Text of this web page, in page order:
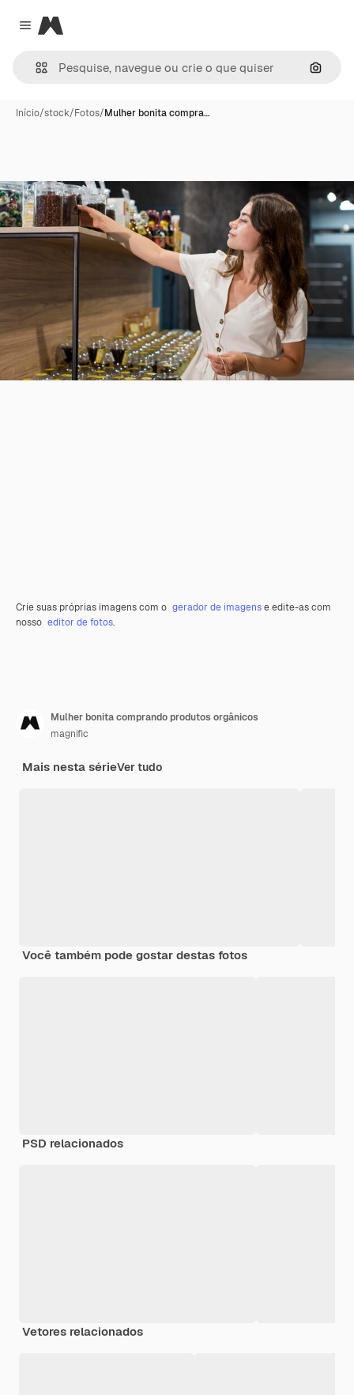
Close menu
Magnific
Início/stock/Fotos/Mulher bonita compra…
Crie suas próprias imagens com o gerador de imagense edite-as com
nosso editor de fotos.
Mulher bonita comprando produtos orgânicos
magnific
Mais nesta sérieVer tudo
Você também pode gostar destas fotos
PSD relacionados
Vetores relacionados